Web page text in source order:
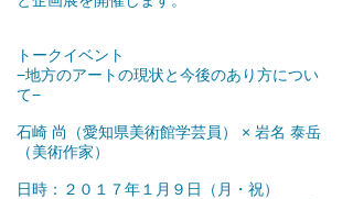
トークイベント
−地方のアートの現状と今後のあり方につい
て−
石崎 尚（愛知県美術館学芸員） × 岩名 泰岳
（美術作家）
日時：２０１７年１月９日（月・祝）